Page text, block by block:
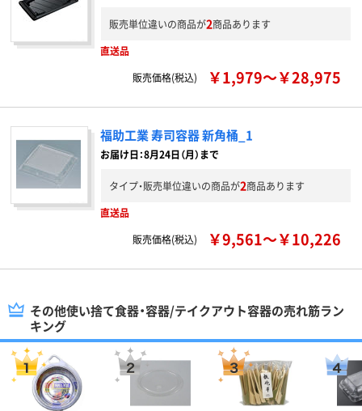
販売単位違いの商品が2商品あります
直送品
販売価格(税込)
￥1,979～￥28,975
福助工業 寿司容器 新角桶_1
お届け日：8月24日（月）まで
タイプ・販売単位違いの商品が2商品あります
直送品
販売価格(税込)
￥9,561～￥10,226
その他使い捨て食器・容器/テイクアウト容器の売れ筋ラン
キング